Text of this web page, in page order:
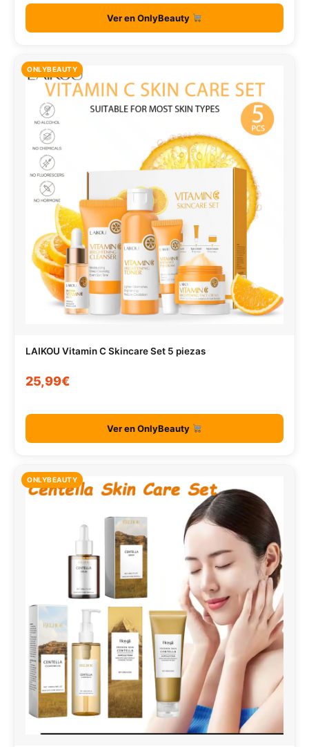
Ver en OnlyBeauty
ONLYBEAUTY
LAIKOU Vitamin C Skincare Set 5 piezas
25,99€
Ver en OnlyBeauty
ONLYBEAUTY